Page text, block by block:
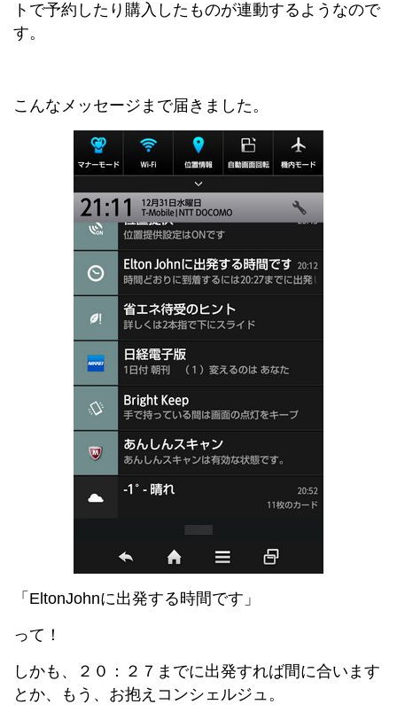
トで予約したり購入したものが連動するようなので
す。
こんなメッセージまで届きました。
「EltonJohnに出発する時間です」
って！
しかも、２０：２７までに出発すれば間に合います
とか、もう、お抱えコンシェルジュ。